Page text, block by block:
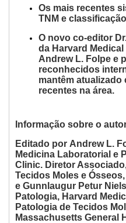
Os mais recentes
TNM e
O novo co-editor
da Harvard
Andrew L. Folpe e
reconhecidos
mantêm
recentes na área.
Informação sobre o
Editado por Andrew L.
Medicina Laboratorial e
Clinic. Diretor
Tecidos Moles e
e Gunnlaugur Petur
Patologia, Harvard
Patologia de Tecidos
Massachusetts General